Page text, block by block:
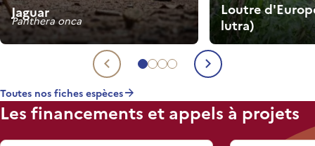
Aller à l'espèce 1
Aller à l'espèce 2
Aller à l'espèce 3
Aller à l'espèce 4
Jaguar
Panthera onca
Loutre
lutra)
Espèce précédente
Espèce
Toutes nos fiches espèces
Les financements et appels à projets